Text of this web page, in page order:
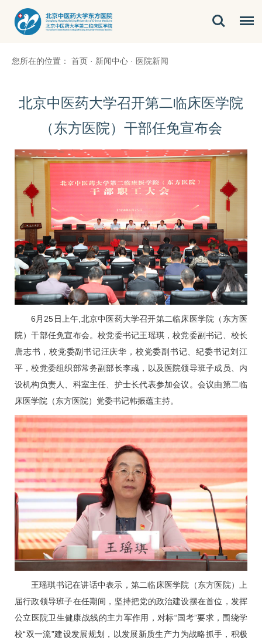
您所在的位置： 首页 · 新闻中心 · 医院新闻
北京中医药大学召开第二临床医学院
（东方医院）干部任免宣布会
6月25日上午,北京中医药大学召开第二临床医学院（东方医
院）干部任免宣布会。校党委书记王瑶琪，校党委副书记、校长
唐志书，校党委副书记汪庆华，校党委副书记、纪委书记刘江
平，校党委组织部常务副部长李彧，以及医院领导班子成员、内
设机构负责人、科室主任、护士长代表参加会议。会议由第二临
床医学院（东方医院）党委书记韩振蕴主持。
王瑶琪书记在讲话中表示，第二临床医学院（东方医院）上
届行政领导班子在任期间，坚持把党的政治建设摆在首位，发挥
公立医院卫生健康战线的主力军作用，对标“国考”要求，围绕学
校“双一流”建设发展规划，以发展新质生产力为战略抓手，积极